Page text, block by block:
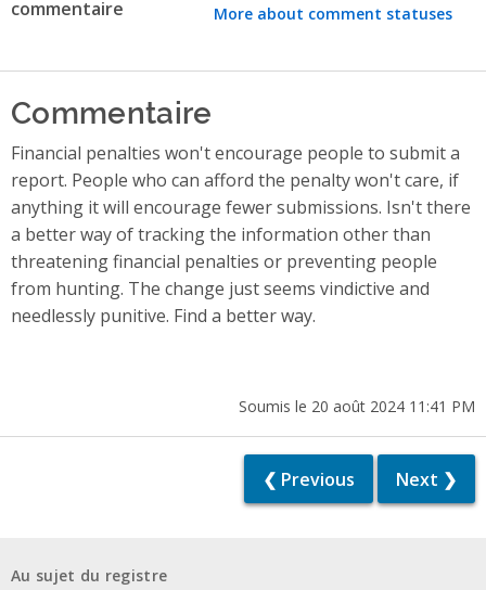
commentaire
More about comment statuses
Commentaire
Financial penalties won't encourage people to submit a
report. People who can afford the penalty won't care, if
anything it will encourage fewer submissions. Isn't there
a better way of tracking the information other than
threatening financial penalties or preventing people
from hunting. The change just seems vindictive and
needlessly punitive. Find a better way.
Soumis le 20 août 2024 11:41 PM
❮ Previous Next ❯
Au sujet du registre